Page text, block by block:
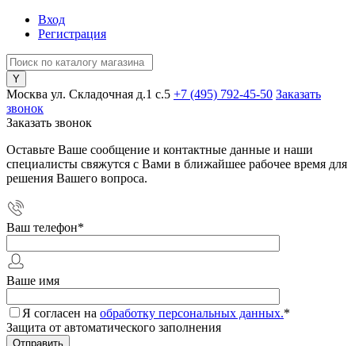
Вход
Регистрация
Москва ул. Складочная д.1 c.5 +7 (495) 792-45-50 Заказать
звонок
Заказать звонок
Оставьте Ваше сообщение и контактные данные и наши
специалисты свяжутся с Вами в ближайшее рабочее время для
решения Вашего вопроса.
Ваш телефон*
Ваше имя
Я согласен на обработку персональных данных.*
Защита от автоматического заполнения